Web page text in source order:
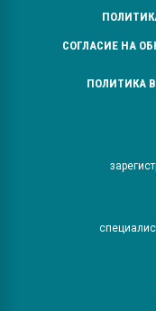
СОГЛАСИЕ НА
ПОЛИТИКА